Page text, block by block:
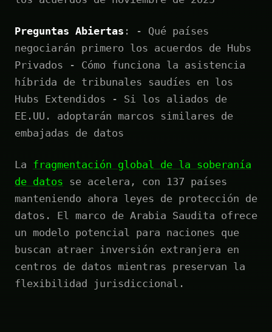
Preguntas Abiertas : - Qué países
negociarán primero los acuerdos de Hubs
Privados - Cómo funciona la asistencia
híbrida de tribunales saudíes en los
Hubs Extendidos - Si los aliados de
EE.UU. adoptarán marcos similares de
embajadas de datos
La fragmentación global de la soberanía
de datos se acelera, con 137 países
manteniendo ahora leyes de protección de
datos. El marco de Arabia Saudita ofrece
un modelo potencial para naciones que
buscan atraer inversión extranjera en
centros de datos mientras preservan la
flexibilidad jurisdiccional.